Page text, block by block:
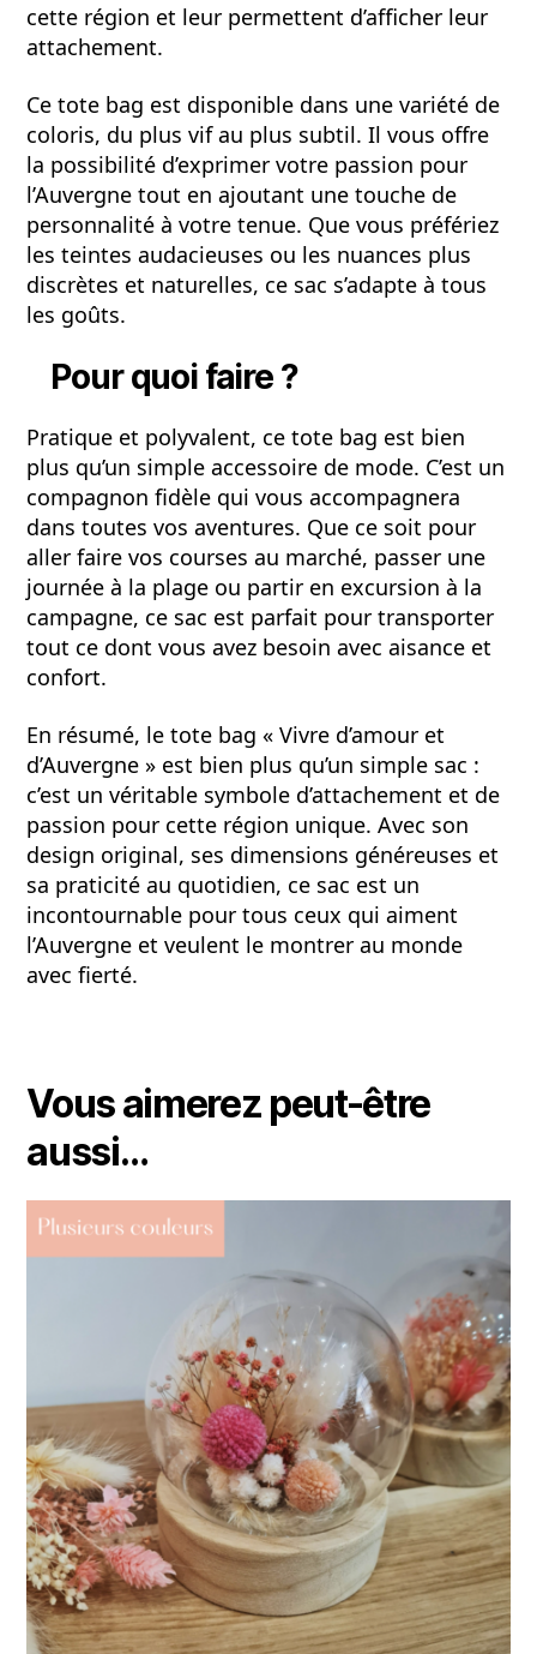
cette région et leur permettent d’afficher leur
attachement.
Ce tote bag est disponible dans une variété de
coloris, du plus vif au plus subtil. Il vous offre
la possibilité d’exprimer votre passion pour
l’Auvergne tout en ajoutant une touche de
personnalité à votre tenue. Que vous préfériez
les teintes audacieuses ou les nuances plus
discrètes et naturelles, ce sac s’adapte à tous
les goûts.
Pour quoi faire ?
Pratique et polyvalent, ce tote bag est bien
plus qu’un simple accessoire de mode. C’est un
compagnon fidèle qui vous accompagnera
dans toutes vos aventures. Que ce soit pour
aller faire vos courses au marché, passer une
journée à la plage ou partir en excursion à la
campagne, ce sac est parfait pour transporter
tout ce dont vous avez besoin avec aisance et
confort.
En résumé, le tote bag « Vivre d’amour et
d’Auvergne » est bien plus qu’un simple sac :
c’est un véritable symbole d’attachement et de
passion pour cette région unique. Avec son
design original, ses dimensions généreuses et
sa praticité au quotidien, ce sac est un
incontournable pour tous ceux qui aiment
l’Auvergne et veulent le montrer au monde
avec fierté.
Vous aimerez peut-être
aussi…